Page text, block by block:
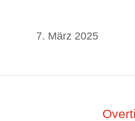
7. März 2025
Nächster